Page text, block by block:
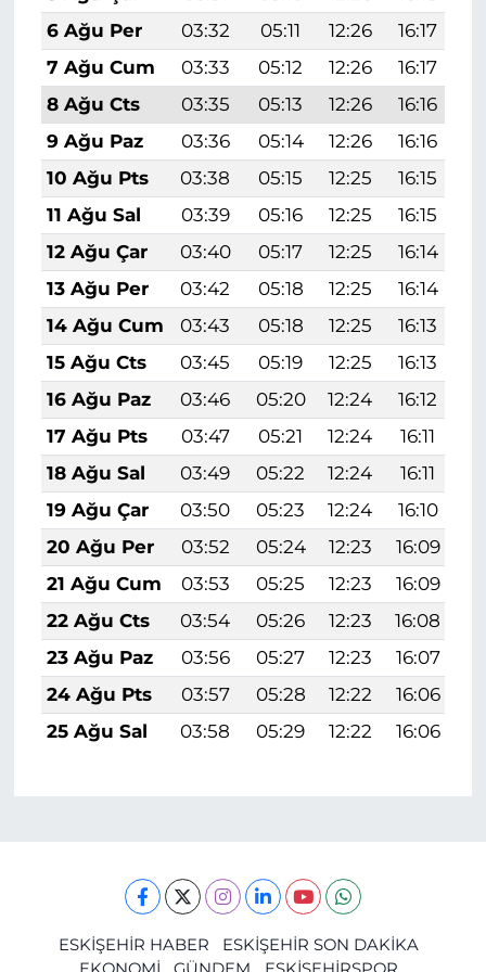
6 Ağu Per
03:32 05:11 12:26 16:17
7 Ağu Cum
03:33 05:12 12:26 16:17
8 Ağu Cts
03:35 05:13 12:26 16:16
9 Ağu Paz
03:36 05:14 12:26 16:16
10 Ağu Pts
03:38 05:15 12:25 16:15
11 Ağu Sal
03:39 05:16 12:25 16:15
12 Ağu Çar
03:40 05:17 12:25 16:14
13 Ağu Per
03:42 05:18 12:25 16:14
14 Ağu Cum
03:43 05:18 12:25 16:13
15 Ağu Cts
03:45 05:19 12:25 16:13
16 Ağu Paz
03:46 05:20 12:24 16:12
17 Ağu Pts
03:47 05:21 12:24 16:11
18 Ağu Sal
03:49 05:22 12:24 16:11
19 Ağu Çar
03:50 05:23 12:24 16:10
20 Ağu Per
03:52 05:24 12:23 16:09
21 Ağu Cum
03:53 05:25 12:23 16:09
22 Ağu Cts
03:54 05:26 12:23 16:08
23 Ağu Paz
03:56 05:27 12:23 16:07
24 Ağu Pts
03:57 05:28 12:22 16:06
25 Ağu Sal
03:58 05:29 12:22 16:06
ESKİŞEHİR HABER
ESKİŞEHİR SON DAKİKA